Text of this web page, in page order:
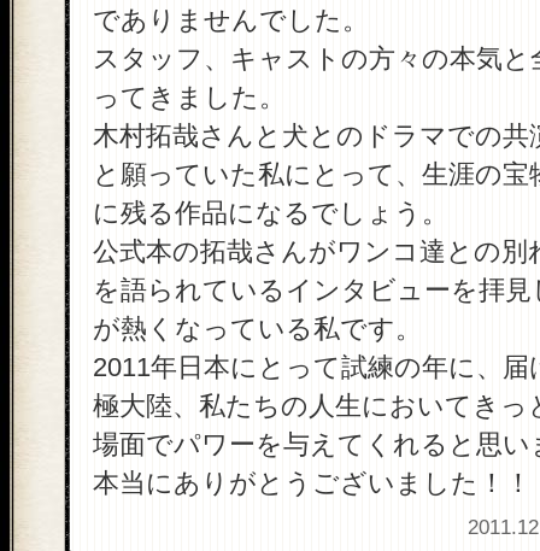
でありませんでした。
スタッフ、キャストの方々の本気と
ってきました。
木村拓哉さんと犬とのドラマでの共
と願っていた私にとって、生涯の宝
に残る作品になるでしょう。
公式本の拓哉さんがワンコ達との別
を語られているインタビューを拝見
が熱くなっている私です。
2011年日本にとって試練の年に、届
極大陸、私たちの人生においてきっ
場面でパワーを与えてくれると思い
本当にありがとうございました！！